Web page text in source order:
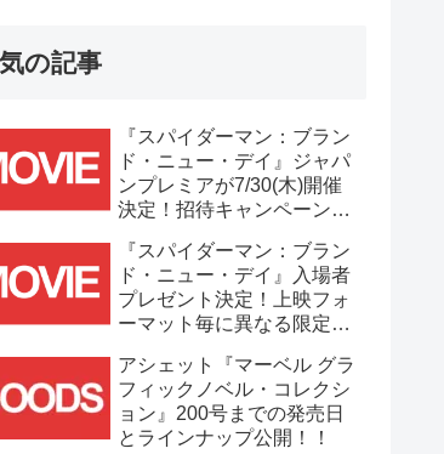
の記事
『スパイダーマン：ブラン
ド・ニュー・デイ』ジャパ
ンプレミアが7/30(木)開催
決定！招待キャンペーンは
中！！
『スパイダーマン：ブラン
ド・ニュー・デイ』入場者
プレゼント決定！上映フォ
ーマット毎に異なる限定ビ
える！！
アシェット『マーベル グラ
フィックノベル・コレクシ
ョン』200号までの発売日
とラインナップ公開！！